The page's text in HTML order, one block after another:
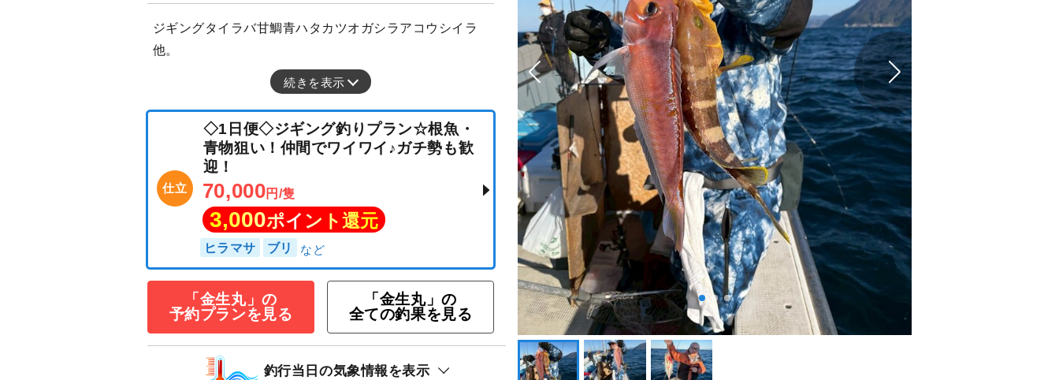
ジギングタイラバ甘鯛青ハタカツオガシラアコウシイラ
他。
続きを表示
仕立
◇1日便◇ジギング釣りプラン☆根魚・
青物狙い！仲間でワイワイ♪ガチ勢も歓
迎！
70,000円/隻
3,000 ポイント還元
ヒラマサ ブリ
「金生丸」の
予約プランを見る
「金生丸」の
全ての釣果を見る
釣行当日の気象情報を表示